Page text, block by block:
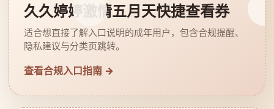
久久婷婷激情五月天快捷查看券
适合想直接了解入口说明的成年用户，包含合规提醒、
隐私建议与分类页跳转。
查看合规入口指南 →